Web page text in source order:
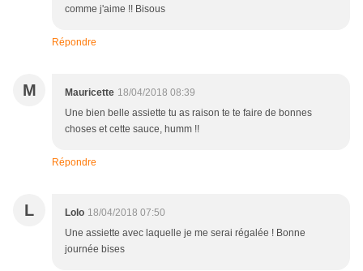
comme j'aime !! Bisous
Répondre
M Mauricette 18/04/2018 08:39
Une bien belle assiette tu as raison te te faire de bonnes
choses et cette sauce, humm !!
Répondre
L Lolo 18/04/2018 07:50
Une assiette avec laquelle je me serai régalée ! Bonne
journée bises